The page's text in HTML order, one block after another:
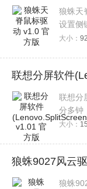
狼蛛天
设置侧
大小：
联想分屏软件
联想分
分多钟
错过了
大小：
狼蛛9027风云
狼蛛